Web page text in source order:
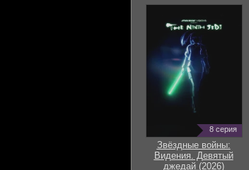
8 серия
Звёздные войны:
Видения. Девятый
джедай (2026)